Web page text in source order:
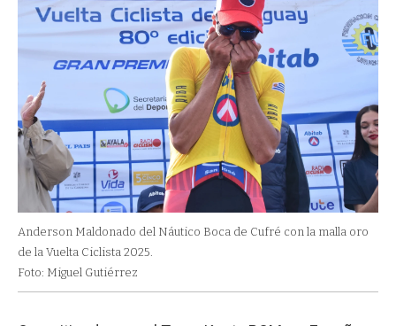
Anderson Maldonado del Náutico Boca de Cufré con la malla oro
de la Vuelta Ciclista 2025.
Foto: Miguel Gutiérrez